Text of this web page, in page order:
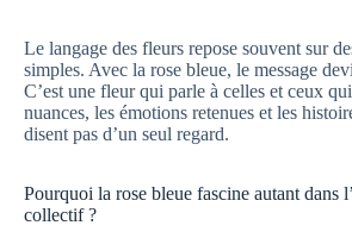
Le langage des fleurs repose souvent sur
simples. Avec la rose bleue, le message
C’est une fleur qui parle à celles et ceux
nuances, les émotions retenues et les
disent pas d’un seul regard.
Pourquoi la rose bleue fascine autant dans
collectif ?